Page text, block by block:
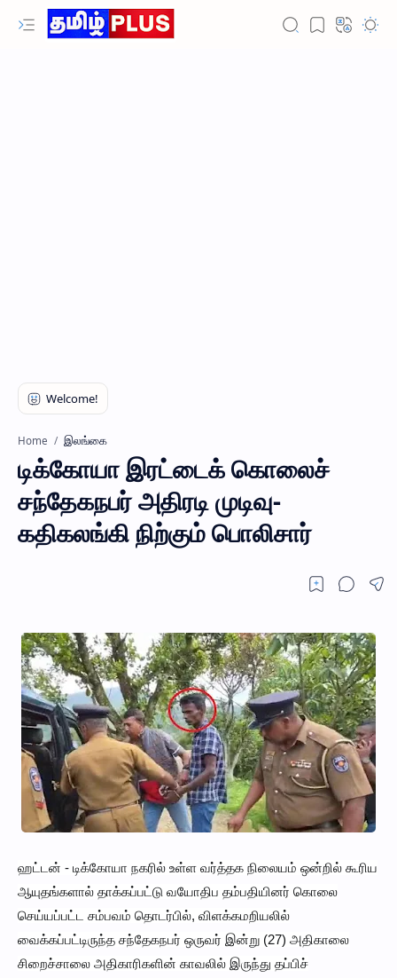
Home இலங்கை
டிக்கோயா இரட்டைக் கொலைச்
சந்தேகநபர் அதிரடி முடிவு-
கதிகலங்கி நிற்கும் பொலிசார்
ஹட்டன் - டிக்கோயா நகரில் உள்ள வர்த்தக நிலையம் ஒன்றில் கூரிய
ஆயுதங்களால் தாக்கப்பட்டு வயோதிப தம்பதியினர் கொலை
செய்யப்பட்ட சம்பவம் தொடர்பில், விளக்கமறியலில்
வைக்கப்பட்டிருந்த சந்தேகநபர் ஒருவர் இன்று (27) அதிகாலை
சிறைச்சாலை அதிகாரிகளின் காவலில் இருந்து தப்பிச்